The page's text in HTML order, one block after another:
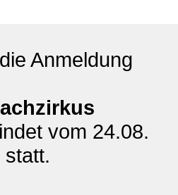
Anmeldung
vom 24.08.
statt.